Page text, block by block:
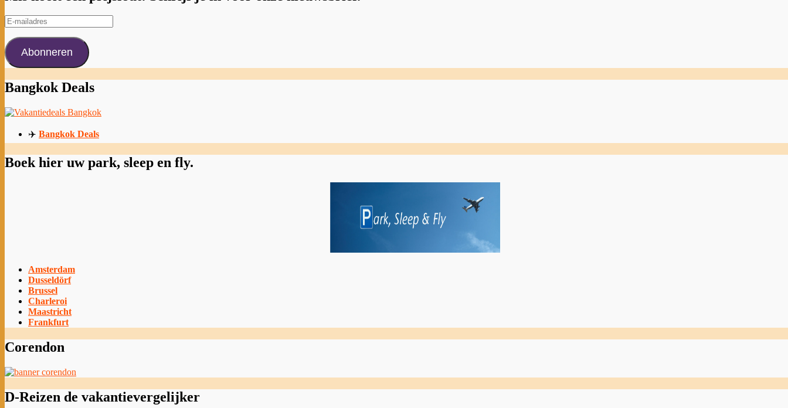
E-
mailadres
Abonneren
Bangkok Deals
✈️ Bangkok Deals
Boek hier uw park, sleep en fly.
Amsterdam
Dusseldörf
Brussel
Charleroi
Maastricht
Frankfurt
Corendon
D-Reizen de vakantievergelijker